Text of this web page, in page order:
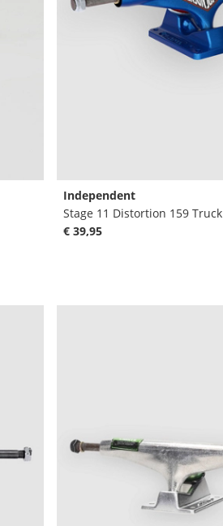
Independent
Stage 11 Distortion 159 Truck
€ 39,95